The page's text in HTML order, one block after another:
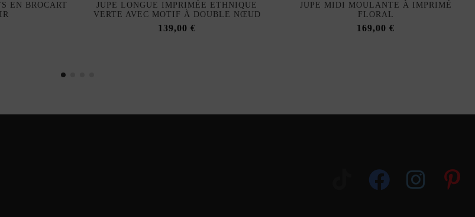
EN BROCART
JUPE LONGUE IMPRIMÉE ETHNIQUE
VERTE AVEC MOTIF À DOUBLE NŒUD
139,00 €
JUPE MIDI MOULANTE À IMPRIMÉ
FLORAL
169,00 €